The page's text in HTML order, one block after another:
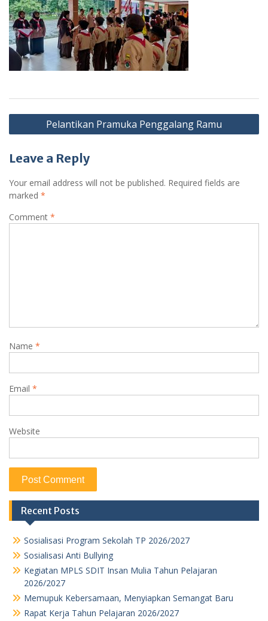
Post
navigation
Pelantikan Pramuka Penggalang Ramu
Leave a Reply
Your email address will not be published. Required fields are
marked *
Comment *
Name *
Email *
Website
Recent Posts
Sosialisasi Program Sekolah TP 2026/2027
Sosialisasi Anti Bullying
Kegiatan MPLS SDIT Insan Mulia Tahun Pelajaran
2026/2027
Memupuk Kebersamaan, Menyiapkan Semangat Baru
Rapat Kerja Tahun Pelajaran 2026/2027